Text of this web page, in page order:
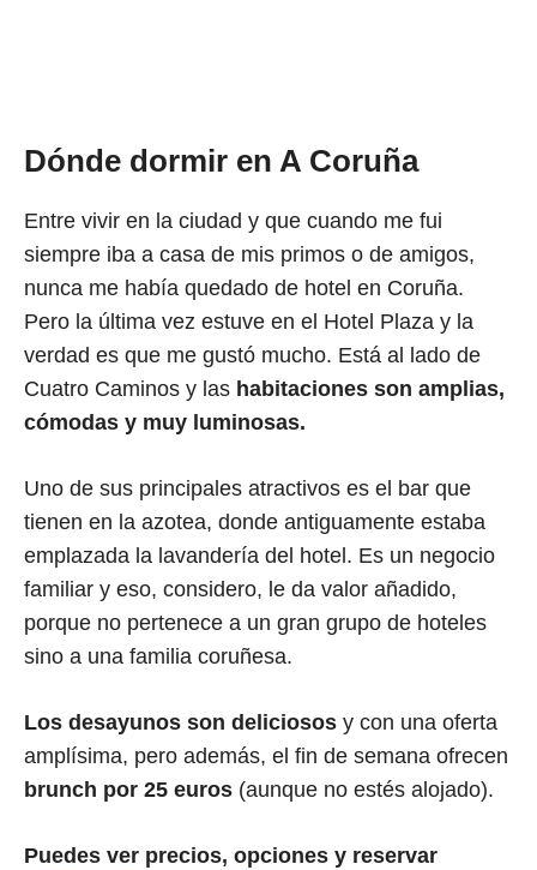
Dónde dormir en A Coruña
Entre vivir en la ciudad y que cuando me fui
siempre iba a casa de mis primos o de amigos,
nunca me había quedado de hotel en Coruña.
Pero la última vez estuve en el Hotel Plaza y la
verdad es que me gustó mucho. Está al lado de
Cuatro Caminos y las habitaciones son amplias,
cómodas y muy luminosas.
Uno de sus principales atractivos es el bar que
tienen en la azotea, donde antiguamente estaba
emplazada la lavandería del hotel. Es un negocio
familiar y eso, considero, le da valor añadido,
porque no pertenece a un gran grupo de hoteles
sino a una familia coruñesa.
Los desayunos son deliciosos y con una oferta
amplísima, pero además, el fin de semana ofrecen
brunch por 25 euros (aunque no estés alojado).
Puedes ver precios, opciones y reservar